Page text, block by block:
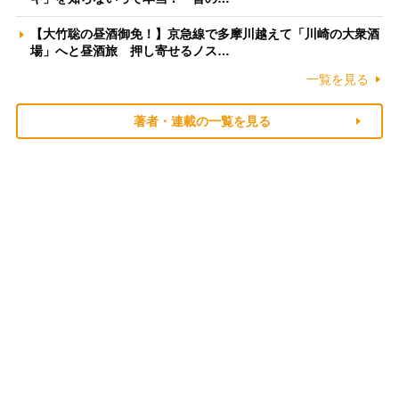
【大竹聡の昼酒御免！】京急線で多摩川越えて「川崎の大衆酒
場」へと昼酒旅 押し寄せるノス…
一覧を見る
著者・連載の一覧を見る